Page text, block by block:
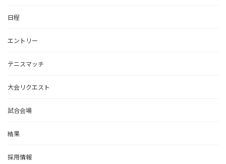
日程
エントリー
テニスマッチ
大会リクエスト
試合会場
結果
採用情報